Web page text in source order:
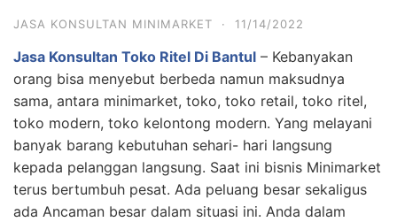
JASA KONSULTAN MINIMARKET · 11/14/2022
Jasa Konsultan Toko Ritel Di Bantul – Kebanyakan
orang bisa menyebut berbeda namun maksudnya
sama, antara minimarket, toko, toko retail, toko ritel,
toko modern, toko kelontong modern. Yang melayani
banyak barang kebutuhan sehari- hari langsung
kepada pelanggan langsung. Saat ini bisnis Minimarket
terus bertumbuh pesat. Ada peluang besar sekaligus
ada Ancaman besar dalam situasi ini. Anda dalam